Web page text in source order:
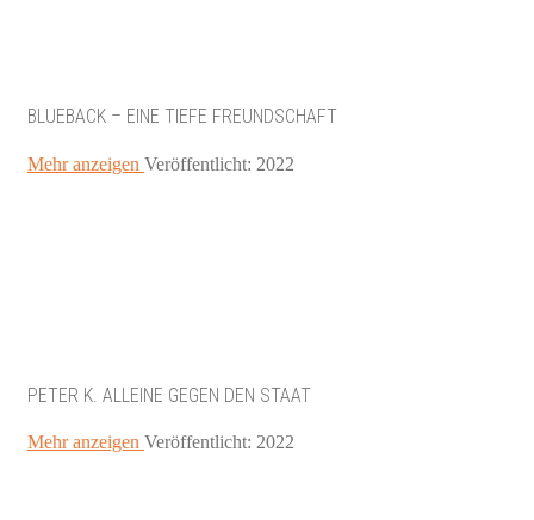
BLUEBACK – EINE TIEFE FREUNDSCHAFT
Mehr anzeigen Veröffentlicht: 2022
PETER K. ALLEINE GEGEN DEN STAAT
Mehr anzeigen Veröffentlicht: 2022